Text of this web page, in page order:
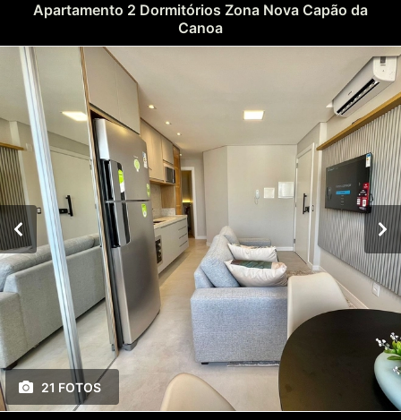
Apartamento 2 Dormitórios Zona Nova Capão da
Canoa
21 FOTOS